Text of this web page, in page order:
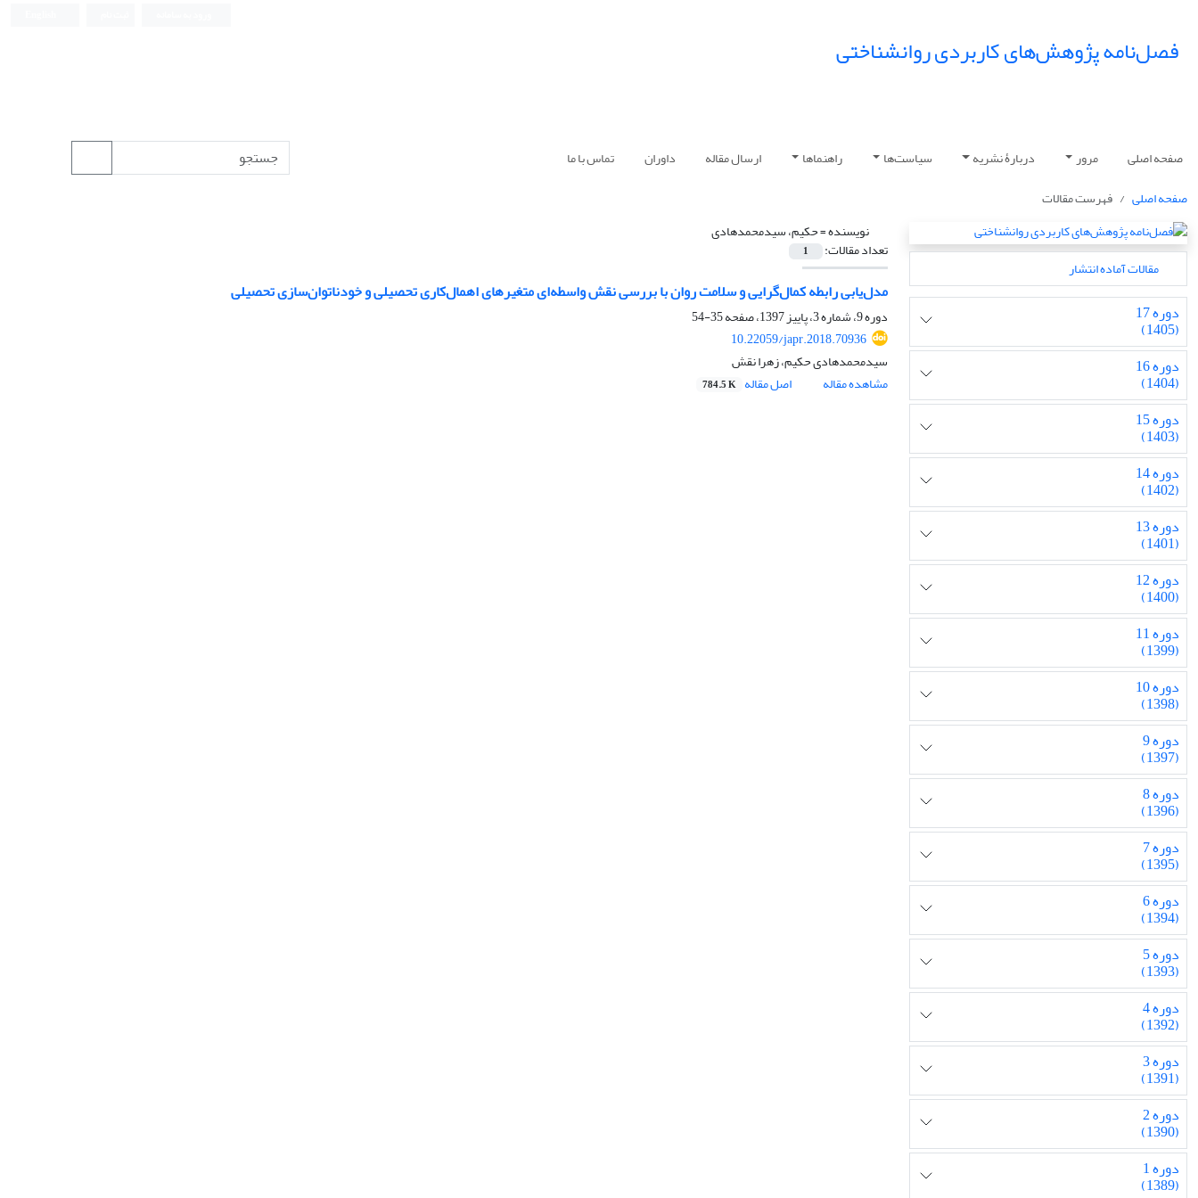
فصل‌نامه پژوهش‌های کاربردی روانشناختی
صفحه اصلی مرور دربارۀ نشریه سیاست‌ها راهنماها ارسال مقاله داوران
تماس با ما
صفحه اصلی
فهرست مقالات
مقالات آماده انتشار
دوره 17
(1405)
دوره 16
(1404)
دوره 15
(1403)
دوره 14
(1402)
دوره 13
(1401)
دوره 12
(1400)
دوره 11
(1399)
دوره 10
(1398)
دوره 9
(1397)
دوره 8
(1396)
دوره 7
(1395)
دوره 6
(1394)
دوره 5
(1393)
دوره 4
(1392)
دوره 3
(1391)
دوره 2
(1390)
دوره 1
(1389)
نویسنده =حکیم، سیدمحمدهادی
تعداد مقالات: 1
مدل‌یابی رابطه کمال‌گرایی و سلامت روان با بررسی نقش واسطه‌ای متغیرهای اهمال‌کاری ‌تحصیلی و خودناتوان‌سازی ‌تحصیلی
دوره 9، شماره 3، پاییز 1397، صفحه
35-54
10.22059/japr.2018.70936
سیدمحمدهادی حکیم، زهرا نقش
مشاهده مقاله
اصل مقاله 784.5 K